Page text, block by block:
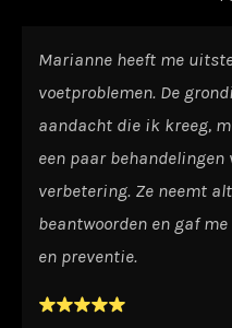
Marianne heeft me
voetproblemen. De
aandacht die ik kreeg,
een paar
verbetering. Ze neemt
beantwoorden en gaf
en preventie.